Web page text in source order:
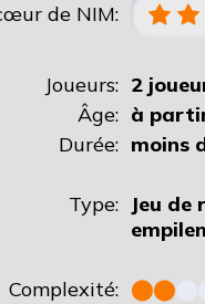
de NIM:
Joueurs: 2
Âge: à
Durée: moins
Type:
Jeu de
Complexité: ⬤⬤